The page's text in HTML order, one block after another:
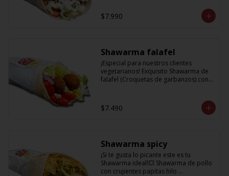
$7.990
Shawarma falafel
¡Especial para nuestros clientes
vegetarianos! Exquisito Shawarma de
falafel (Croquetas de garbanzos) con
en base a lactonesa
$7.490
Shawarma spicy
¡Si te gusta lo picante este es tu
Shawarma ideal!💥 Shawarma de pollo
con crujientes papitas hilo